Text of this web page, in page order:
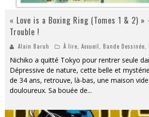
« Love is a Boxing Ring (Tomes 1 & 2) »
Trouble !
Alain Baruh À lire, Accueil, Bande Dessinée,
Nichiko a quitté Tokyo pour rentrer seule
Dépressive de nature, cette belle et
de 34 ans, retrouve, là-bas, une maison
douloureux. Sa bouée de...